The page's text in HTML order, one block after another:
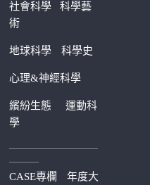
社會科學科學藝
術
地球科學 科學史
心理&神經科學
繽紛生態運動科
學
—————————
———
CASE專欄 年度大